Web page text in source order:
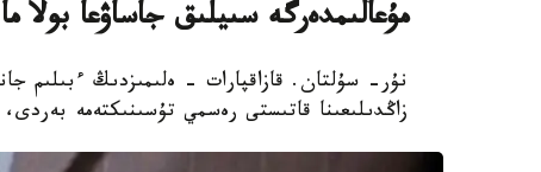
مۇعالىمدەرگە سىيلىق جاساۋعا
نۇر- سۇلتان. قازاقپارات - ەلىمىزدىڭ ءبىلىم
زاڭدىلىعىنا قاتىستى رەسمي تۇسىنىكتەمە